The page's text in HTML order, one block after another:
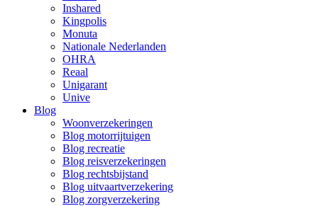
Inshared
Kingpolis
Monuta
Nationale Nederlanden
OHRA
Reaal
Unigarant
Unive
Blog
Woonverzekeringen
Blog motorrijtuigen
Blog recreatie
Blog reisverzekeringen
Blog rechtsbijstand
Blog uitvaartverzekering
Blog zorgverzekering